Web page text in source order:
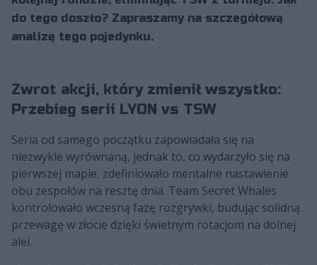
do tego doszło? Zapraszamy na szczegółową
analizę tego pojedynku.
Zwrot akcji, który zmienił wszystko:
Przebieg serii LYON vs TSW
Seria od samego początku zapowiadała się na
niezwykle wyrównaną, jednak to, co wydarzyło się na
pierwszej mapie, zdefiniowało mentalne nastawienie
obu zespołów na resztę dnia. Team Secret Whales
kontrolowało wczesną fazę rozgrywki, budując solidną
przewagę w złocie dzięki świetnym rotacjom na dolnej
alei.